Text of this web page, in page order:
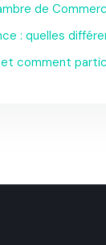
de
: quelles
et comment